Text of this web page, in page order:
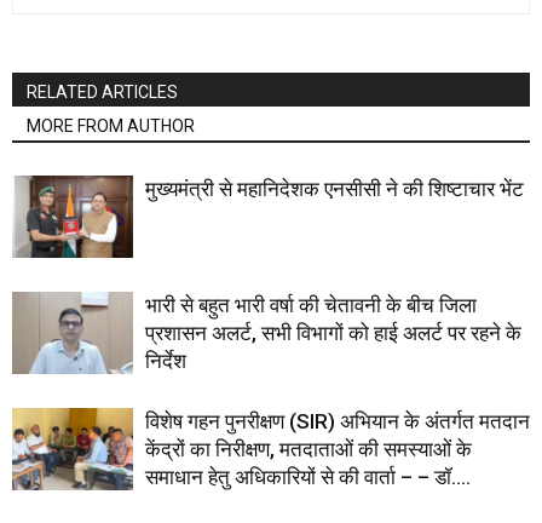
RELATED ARTICLES
MORE FROM AUTHOR
मुख्यमंत्री से महानिदेशक एनसीसी ने की शिष्टाचार भेंट
भारी से बहुत भारी वर्षा की चेतावनी के बीच जिला
प्रशासन अलर्ट, सभी विभागों को हाई अलर्ट पर रहने के
निर्देश
विशेष गहन पुनरीक्षण (SIR) अभियान के अंतर्गत मतदान
केंद्रों का निरीक्षण, मतदाताओं की समस्याओं के
समाधान हेतु अधिकारियों से की वार्ता – – डॉ....